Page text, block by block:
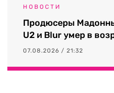
НОВОСТИ
Продюсеры
U2 и Blur умер в
07.08.2026 / 21:32